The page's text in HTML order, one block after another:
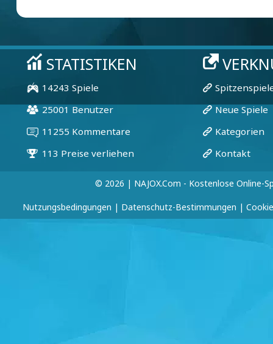
© 2026 | NAJOX.com - Kostenlose Online-
Nutzungsbedingungen | Datenschutz-Bestimmungen |